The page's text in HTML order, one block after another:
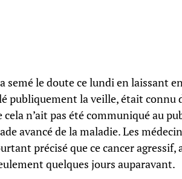
semé le doute ce lundi en laissant
publiquement la veille, était connu
cela n’ait pas été communiqué au
avancé de la maladie. Les
précisé que ce cancer agressif,
quelques jours auparavant.